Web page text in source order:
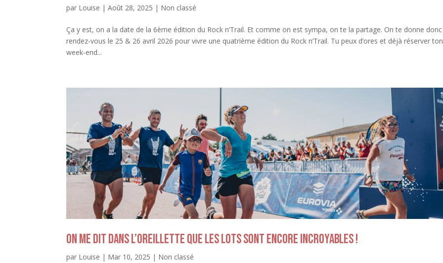
par Louise |Août 28, 2025 | Non classé
Ça y est, on a la date de la 6ème édition du Rock n’Trail. Et comme on est sympa, on te la partage. On te donne donc
rendez-vous le 25 & 26 avril 2026 pour vivre une quatrième édition du Rock n’Trail. Tu peux d’ores et déjà réserver ton
week-end...
On me dit dans l’oreillette que les lots sont encore incroyables !
par Louise | Mar 10, 2025 | Non classé